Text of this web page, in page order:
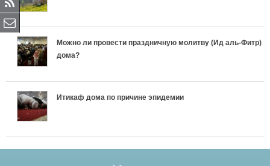
Можно ли провести праздничную молитву (Ид аль-Фитр)
дома?
Итикаф дома по причине эпидемии